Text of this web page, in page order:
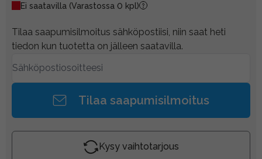
Ei saatavilla (Varastossa 0 kpl)
Tilaa saapumisilmoitus sähköpostiisi, niin saat heti
tiedon kun tuotetta on jälleen saatavilla.
Tilaa saapumisilmoitus
Kysy vaihtotarjous